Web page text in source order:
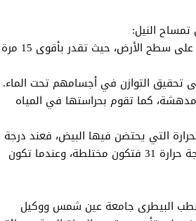
النيل:
تتمتع تماسيح النيل كبقية التماسيح بأقوى عضات على سطح الأرض، حيث تقدر بأقوى 15 مرة
تحقيق التوازن في أجسامهم تحت الماء.
كما تقوم بحراستها في المياه
التي يحتضن فيها البيض، فعند درجة
حرارة 30 مئوية تكون أغلبها من الإناث، أما عند درجة حرارة 31 فتكون مختلطة، وعندما تكون
البيطرى جامعة عين شمس ووكيل